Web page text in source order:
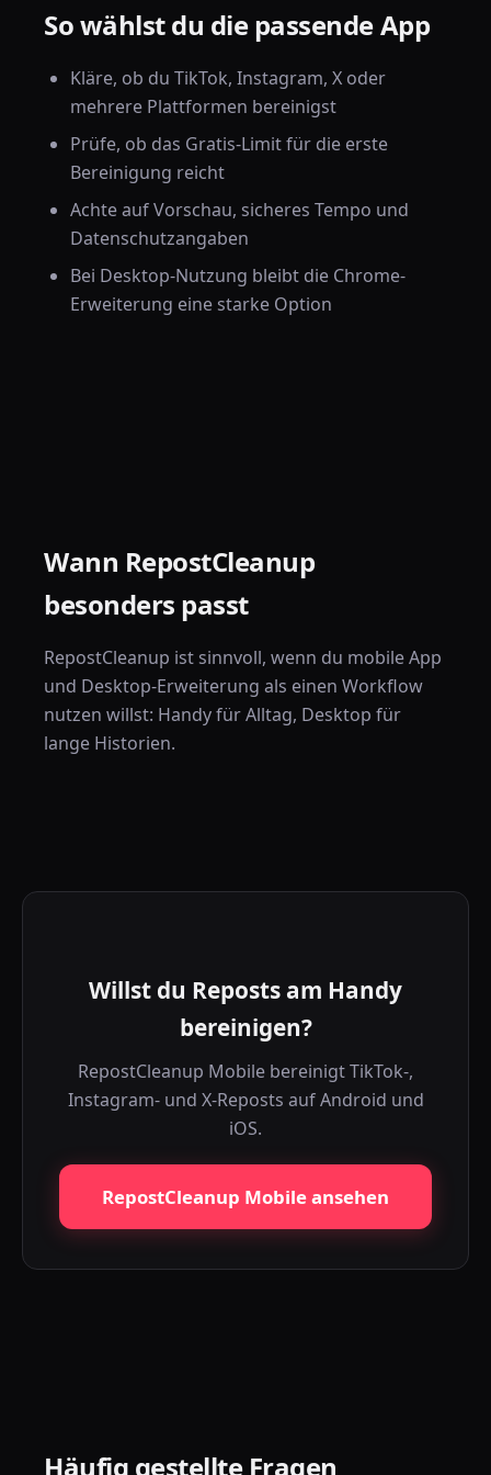
So wählst du die passende App
Kläre, ob du TikTok, Instagram, X oder
mehrere Plattformen bereinigst
Prüfe, ob das Gratis-Limit für die erste
Bereinigung reicht
Achte auf Vorschau, sicheres Tempo und
Datenschutzangaben
Bei Desktop-Nutzung bleibt die Chrome-
Erweiterung eine starke Option
Wann RepostCleanup
besonders passt
RepostCleanup ist sinnvoll, wenn du mobile App
und Desktop-Erweiterung als einen Workflow
nutzen willst: Handy für Alltag, Desktop für
lange Historien.
Willst du Reposts am Handy
bereinigen?
RepostCleanup Mobile bereinigt TikTok-,
Instagram- und X-Reposts auf Android und
iOS.
RepostCleanup Mobile ansehen
Häufig gestellte Fragen